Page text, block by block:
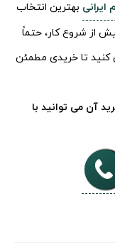
بهترین انتخاب
از شروع کار، حتماً
کنید تا خریدی مطمئن
آن می توانید با